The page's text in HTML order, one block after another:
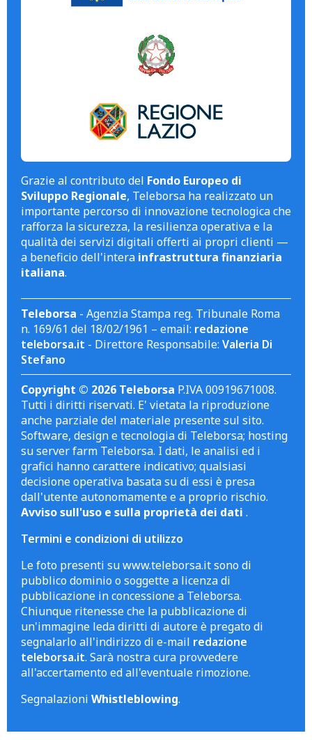
Grazie al contributo del Fondo Europeo di
Sviluppo Regionale, Teleborsa ha realizzato un
importante percorso di innovazione tecnologica che
rafforza la sicurezza, la resilienza operativa e la
qualità dei servizi digitali offerti ai propri clienti —
a beneficio dell'intera infrastruttura finanziaria
italiana.
Teleborsa - Agenzia Stampa reg. Tribunale Roma
n. 169/61 del 18/02/1961 – email: redazione
teleborsa.it - Direttore Responsabile: Valeria Di
Stefano
Copyright © 2026 Teleborsa P.IVA 00919671008.
Tutti i diritti riservati. E' vietata la riproduzione
anche parziale del materiale presente sul sito.
Software, design e tecnologia di Teleborsa; hosting
su server farm Teleborsa. I dati, le analisi ed i
grafici hanno carattere indicativo; qualsiasi
decisione operativa basata su di essi è presa
dall'utente autonomamente e a proprio rischio.
Avviso sull'uso e sulla proprietà dei dati .
Termini e condizioni di utilizzo
Le foto presenti su www.teleborsa.it sono di
pubblico dominio o soggette a licenza di
pubblicazione in concessione a Teleborsa.
Chiunque ritenesse che la pubblicazione di
un'immagine leda diritti di autore è pregato di
segnalarlo all'indirizzo di e-mail redazione
teleborsa.it. Sarà nostra cura provvedere
all'accertamento ed all'eventuale rimozione.
Segnalazioni Whistleblowing.